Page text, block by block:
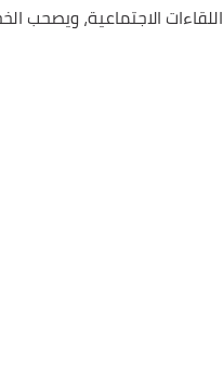
اللقاءات الاجتماعية، ويصحب